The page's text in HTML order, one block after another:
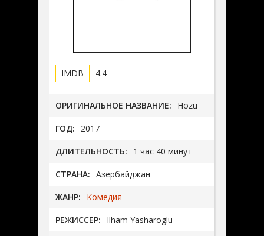
4.4
ОРИГИНАЛЬНОЕ НАЗВАНИЕ: Hozu
ГОД: 2017
ДЛИТЕЛЬНОСТЬ: 1 час 40 минут
СТРАНА: Азербайджан
ЖАНР: Комедия
РЕЖИССЕР: Ilham Yasharoglu